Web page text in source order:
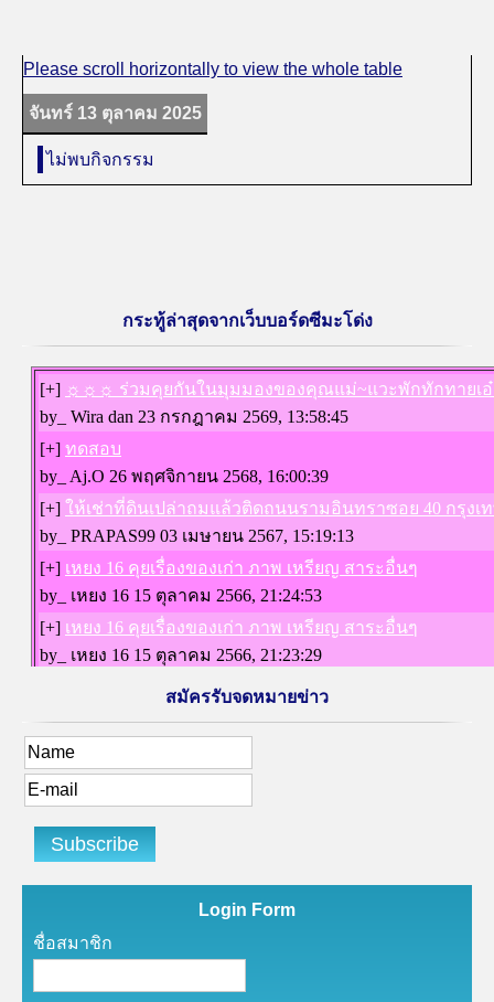
จันทร์ 13 ตุลาคม 2025
ไม่พบกิจกรรม
กระทู้ล่าสุดจากเว็บบอร์ดซีมะโด่ง
สมัครรับจดหมายข่าว
Login Form
ชื่อสมาชิก